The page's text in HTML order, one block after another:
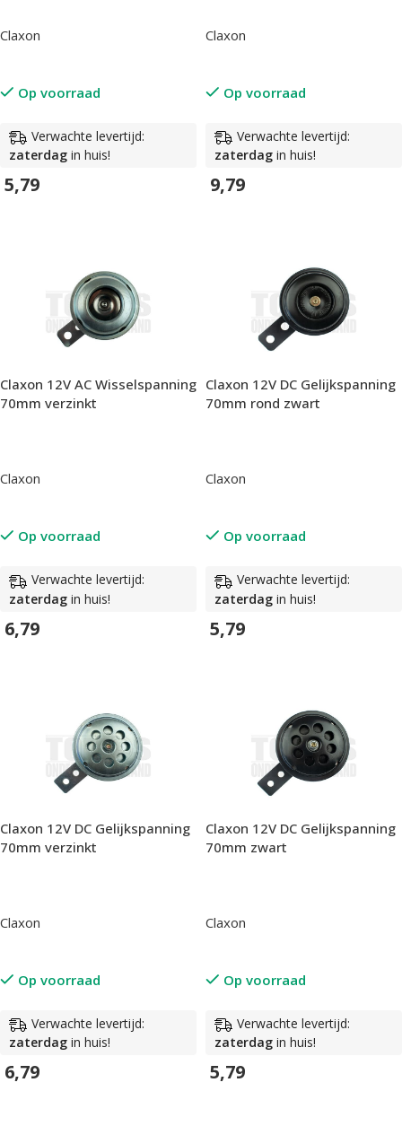
Claxon
Op voorraad
Verwachte levertijd:
zaterdag in huis!
5,79
Claxon
Op voorraad
Verwachte levertijd:
zaterdag in huis!
9,79
Claxon 12V AC Wisselspanning
70mm verzinkt
Claxon
Op voorraad
Verwachte levertijd:
zaterdag in huis!
6,79
Claxon 12V DC Gelijkspanning
70mm rond zwart
Claxon
Op voorraad
Verwachte levertijd:
zaterdag in huis!
5,79
Claxon 12V DC Gelijkspanning
70mm verzinkt
Claxon
Op voorraad
Verwachte levertijd:
zaterdag in huis!
6,79
Claxon 12V DC Gelijkspanning
70mm zwart
Claxon
Op voorraad
Verwachte levertijd:
zaterdag in huis!
5,79